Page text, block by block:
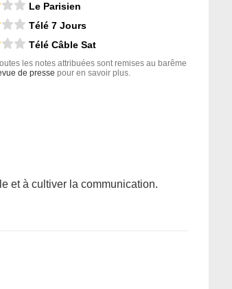
Le Parisien
Télé 7 Jours
Télé Câble Sat
les notes attribuées sont remises au barême
de presse pour en savoir plus.
et à cultiver la communication.